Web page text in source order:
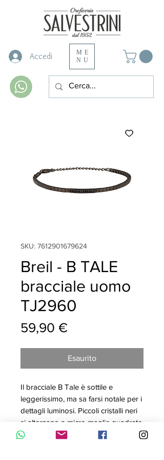
Accedi
ME
NU
SKU: 7612901679624
Breil - B TALE
bracciale uomo
TJ2960
59,90 €Prezzo
Esaurito
Il bracciale B Tale è sottile e
leggerissimo, ma sa farsi notale per i
dettagli luminosi. Piccoli cristalli neri
si alternano a micro maglie quadrate
che rendono lindosso morbido e